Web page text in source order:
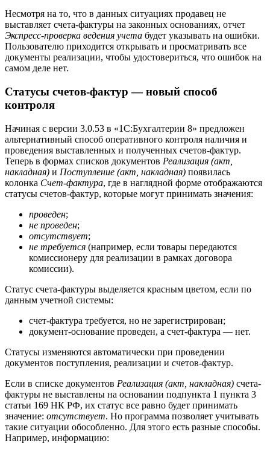
Несмотря на то, что в данных ситуациях продавец не
выставляет счета-фактуры на законных основаниях, отчет
Экспресс-проверка ведения учета будет указывать на ошибки.
Пользователю приходится открывать и просматривать все
документы реализации, чтобы удостовериться, что ошибок на
самом деле нет.
Cтатусы счетов-фактур — новый способ
контроля
Начиная с версии 3.0.53 в «1С:Бухгалтерии 8» предложен
альтернативный способ оперативного контроля наличия и
проведения выставленных и полученных счетов-фактур.
Теперь в формах списков документов Реализация (акт,
накладная) и Поступление (акт, накладная) появилась
колонка Счет-фактура, где в наглядной форме отображаются
статусы счетов-фактур, которые могут принимать значения:
проведен;
не проведен;
отсутствует;
не требуется (например, если товары передаются
комиссионеру для реализации в рамках договора
комиссии).
Статус счета-фактуры выделяется красным цветом, если по
данным учетной системы:
счет-фактура требуется, но не зарегистрирован;
документ-основание проведен, а счет-фактура — нет.
Статусы изменяются автоматически при проведении
документов поступления, реализации и счетов-фактур.
Если в списке документов Реализация (акт, накладная) счета-
фактуры не выставлены на основании подпункта 1 пункта 3
статьи 169 НК РФ, их статус все равно будет принимать
значение: отсутствует. Но программа позволяет учитывать
такие ситуации обособленно. Для этого есть разные способы.
Например, информацию: